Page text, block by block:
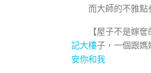
而大師的不雅點
【屋子不是嫁奩
記大樓子，一個跟媽
安你和我